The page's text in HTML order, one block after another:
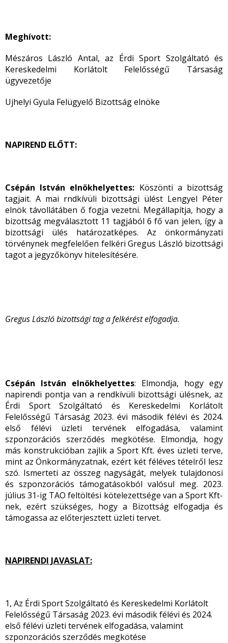
Meghívott:
Mészáros László Antal, az Érdi Sport Szolgáltató és
Kereskedelmi Korlátolt Felelősségű Társaság
ügyvezetője
Ujhelyi Gyula Felügyelő Bizottság elnöke
NAPIREND ELŐTT:
Csépán István elnökhelyettes: Köszönti a bizottság
tagjait. A mai rndkívüli bizottsági ülést Lengyel Péter
elnök távollátáben ő fogja vezetni. Megállapítja, hogy a
bizottság megválasztott 11 tagjából 6 fő van jelen, így a
bizottsági ülés határozatképes. Az önkormányzati
törvénynek megfelelően felkéri Gregus László bizottsági
tagot a jegyzőkönyv hitelesítésére.
Gregus László bizottsági tag a felkérést elfogadja.
Csépán István elnökhelyettes: Elmondja, hogy egy
napirendi pontja van a rendkívüli bizottsági ülésnek, az
Érdi Sport Szolgáltató és Kereskedelmi Korlátolt
Felelősségű Társaság 2023. évi második félévi és 2024.
első félévi üzleti tervének elfogadása, valamint
szponzorációs szerződés megkötése. Elmondja, hogy
más konstrukcióban zajlik a Sport Kft. éves üzleti terve,
mint az Önkormányzatnak, ezért két féléves tételről lesz
szó. Ismerteti az összeg nagyságát, melyek tulajdonosi
és szponzorációs támogatásokból valósul meg. 2023.
július 31-ig TAO feltöltési kötelezettsége van a Sport Kft-
nek, ezért szükséges, hogy a Bizottság elfogadja és
támogassa az előterjesztett üzleti tervet.
NAPIRENDI JAVASLAT:
1, Az Érdi Sport Szolgáltató és Kereskedelmi Korlátolt
Felelősségű Társaság 2023. évi második félévi és 2024.
első félévi üzleti tervének elfogadása, valamint
szponzorációs szerződés megkötése